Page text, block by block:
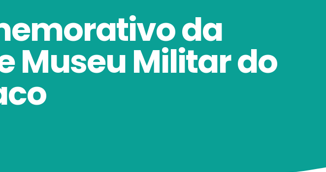
da
Museu Militar do